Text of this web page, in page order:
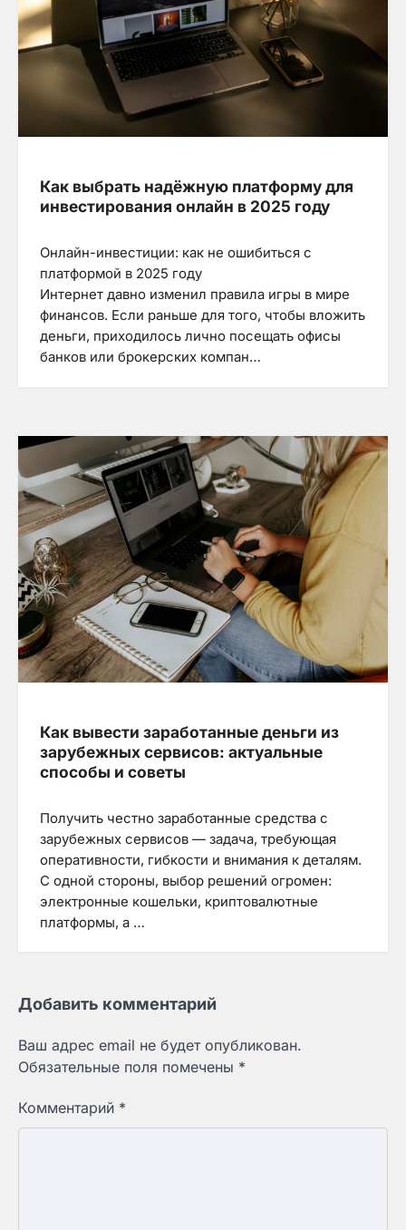
Как выбрать надёжную платформу для
инвестирования онлайн в 2025 году
Онлайн-инвестиции: как не ошибиться с
платформой в 2025 году
Интернет давно изменил правила игры в мире
финансов. Если раньше для того, чтобы вложить
деньги, приходилось лично посещать офисы
банков или брокерских компан…
Как вывести заработанные деньги из
зарубежных сервисов: актуальные
способы и советы
Получить честно заработанные средства с
зарубежных сервисов — задача, требующая
оперативности, гибкости и внимания к деталям.
С одной стороны, выбор решений огромен:
электронные кошельки, криптовалютные
платформы, а …
Добавить комментарий
Ваш адрес email не будет опубликован.
Обязательные поля помечены *
Комментарий *